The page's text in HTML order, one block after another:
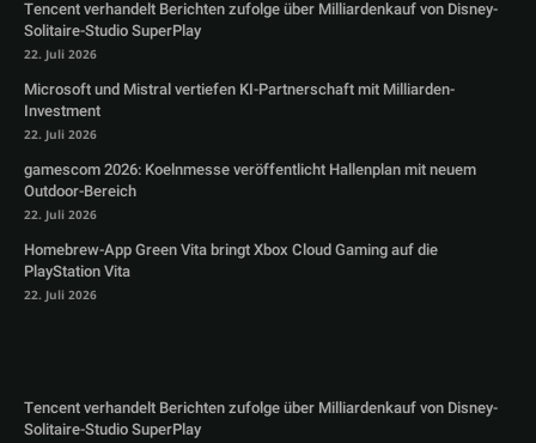
Tencent verhandelt Berichten zufolge über Milliardenkauf von Disney-
Solitaire-Studio SuperPlay
22. Juli 2026
Microsoft und Mistral vertiefen KI-Partnerschaft mit Milliarden-
Investment
22. Juli 2026
gamescom 2026: Koelnmesse veröffentlicht Hallenplan mit neuem
Outdoor-Bereich
22. Juli 2026
Homebrew-App Green Vita bringt Xbox Cloud Gaming auf die
PlayStation Vita
22. Juli 2026
Tencent verhandelt Berichten zufolge über Milliardenkauf von Disney-
Solitaire-Studio SuperPlay